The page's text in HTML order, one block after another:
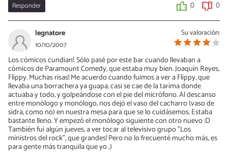
Responder 0 0
Su valoración:
legnatore
10/10/2007
Los cómicos cundian!. Sólo pasé por este bar cuando llevaban a
cómicos de Paramount Comedy, que estaba muy bien. Joaquín Reyes,
Flippy. Muchas risas! Me acuerdo cuando fuimos a ver a Flippy, que
llevaba una borrachera ya guapa, casi se cae de la tarima donde
actuaba y todo, y golpeándose con el pie del micrófono. Al descanso
entre monólogo y monólogo, nos dejó el vaso del cacharro (vaso de
sidra, como no) en nuestra mesa para que se lo cuidásemos. Estaba
bastante lleno. Y empezó el monólogo siguiente con otro nuevo :D
También fui algún jueves, a ver tocar al televisivo grupo "Los
ministros del rock", que grandes! Pero no lo frecuenté mucho más, es
para gente más tranquila que yo ;)